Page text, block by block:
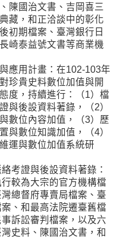
陳國治文書、吉岡喜三
藏，和正洽談中的彰化
初期檔案、臺灣銀行日
崎泰益號文書等商業機
應用計畫：在102-103年
珍貴史料數位加值與開
度，持續進行：（1）檔
與後設資料著錄，（2）
數位內容加值，（3）歷
與數位知識加值，（4）
運與數位加值系統研
考證與後設資料著錄：
較為大宗的官方機構檔
總督府專賣局檔案、臺
、和最高法院遷臺舊檔
訴訟審判檔案，以及六
史料、陳國治文書，和